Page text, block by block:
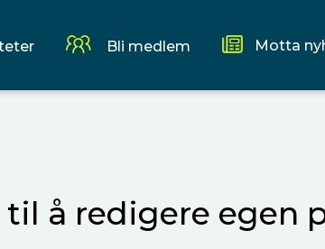
Bli medlem Motta
å redigere egen